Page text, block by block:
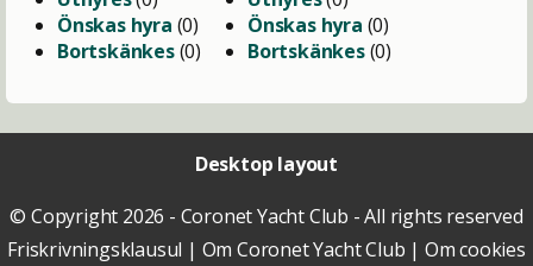
Önskas hyra (0)
Bortskänkes(0)
Önskas hyra (0)
Bortskänkes(0)
Desktop layout
© Copyright 2026 - Coronet Yacht Club - All rights reserved
Friskrivningsklausul | Om Coronet Yacht Club | Om cookies